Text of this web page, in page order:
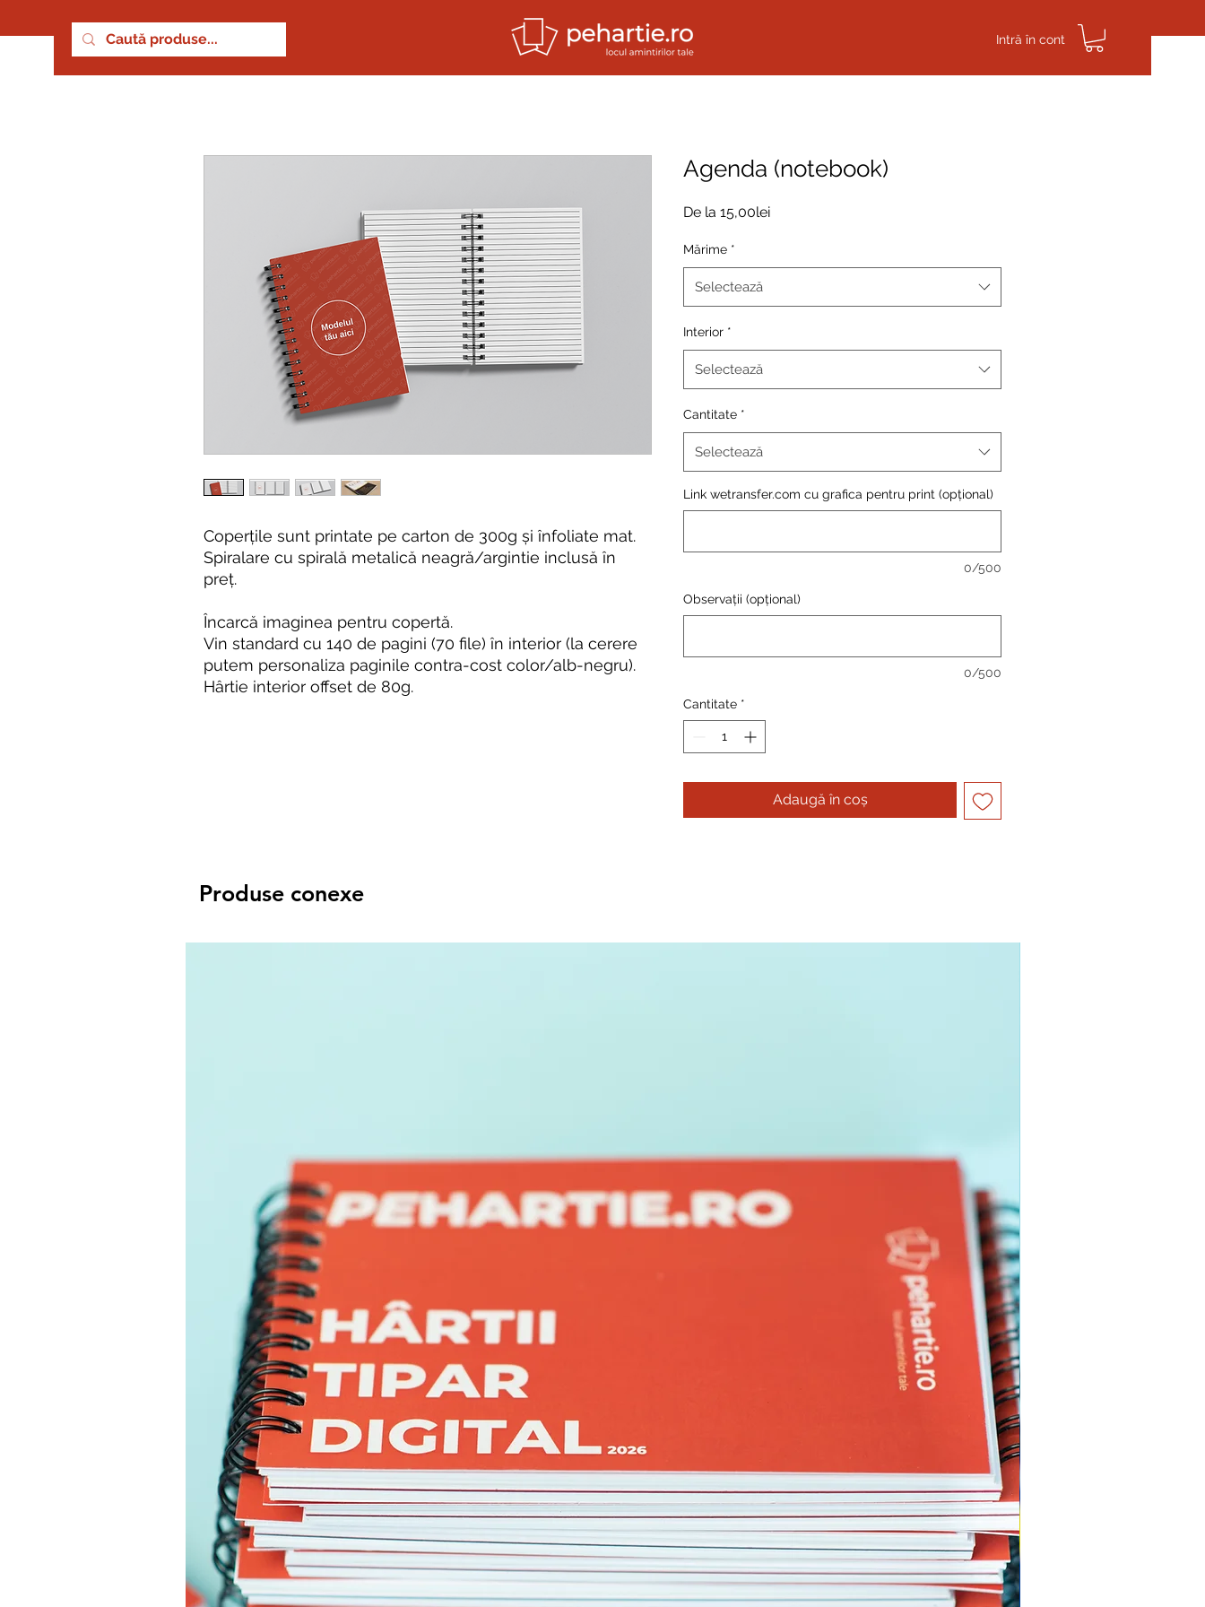
Intră în cont
Coperțile sunt printate pe carton de 300g și înfoliate mat.
Spiralare cu spirală metalică neagră/argintie inclusă în
preț.
Încarcă imaginea pentru copertă.
Vin standard cu 140 de pagini (70 file) în interior (la cerere
putem personaliza paginile contra-cost color/alb-negru).
Hârtie interior offset de 80g.
Agenda (notebook)
De la 15,00leiPreț
Mărime *
Selectează
Interior *
Selectează
Cantitate *
Selectează
Link wetransfer.com cu grafica pentru print (opțional)
0/500
Observații (opțional)
0/500
Cantitate *
Adaugă în coș
Produse conexe